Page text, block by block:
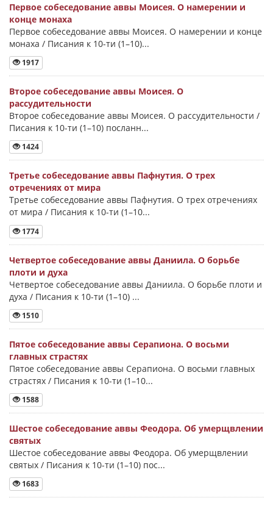
Первое собеседование аввы Моисея. О намерении и
конце монаха
Первое собеседование аввы Моисея. О намерении и конце
монаха / Писания к 10-ти (1–10)...
1917
Второе собеседование аввы Моисея. О
рассудительности
Второе собеседование аввы Моисея. О рассудительности /
Писания к 10-ти (1–10) посланн...
1424
Третье собеседование аввы Пафнутия. О трех
отречениях от мира
Третье собеседование аввы Пафнутия. О трех отречениях
от мира / Писания к 10-ти (1–10...
1774
Четвертое собеседование аввы Даниила. О борьбе
плоти и духа
Четвертое собеседование аввы Даниила. О борьбе плоти и
духа / Писания к 10-ти (1–10) ...
1510
Пятое собеседование аввы Серапиона. О восьми
главных страстях
Пятое собеседование аввы Серапиона. О восьми главных
страстях / Писания к 10-ти (1–10...
1588
Шестое собеседование аввы Феодора. Об умерщвлении
святых
Шестое собеседование аввы Феодора. Об умерщвлении
святых / Писания к 10-ти (1–10) пос...
1683